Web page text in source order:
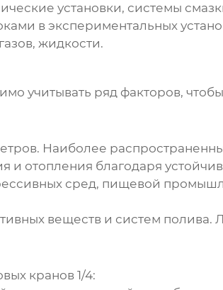
установки, системы
в экспериментальных
жидкости.
учитывать ряд факторов,
Наиболее
отопления благодаря
сред, пищевой
веществ и систем полива.
кранов 1/4: